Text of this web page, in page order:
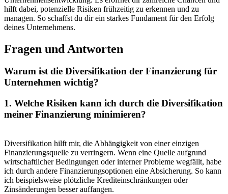
⁣hilft dabei,‌ potenzielle Risiken ‍frühzeitig⁤ zu erkennen ‍und​ zu ​
managen. ⁤So schaffst⁢ du dir ein starkes Fundament für​ den Erfolg
deines Unternehmens.
Fragen ‌und Antworten
Warum‍ ist die ⁢Diversifikation​ der Finanzierung für
Unternehmen wichtig?
1. Welche Risiken ⁣kann ich ‍durch die Diversifikation
meiner Finanzierung​ minimieren?
Diversifikation hilft ⁤mir, die Abhängigkeit von⁢ einer einzigen
Finanzierungsquelle zu verringern. Wenn eine Quelle aufgrund
wirtschaftlicher Bedingungen oder ​interner Probleme wegfällt, habe
ich‌ durch​ andere Finanzierungsoptionen eine Absicherung. ​So kann
‍ich beispielsweise plötzliche Krediteinschränkungen ⁣oder
Zinsänderungen besser auffangen.